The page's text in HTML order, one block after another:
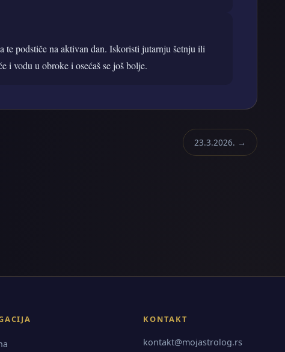
te podstiče na aktivan dan. Iskoristi jutarnju šetnju ili
i vodu u obroke i osećaš se još bolje.
23.3.2026. →
KONTAKT
kontakt@mojastrolog.rs